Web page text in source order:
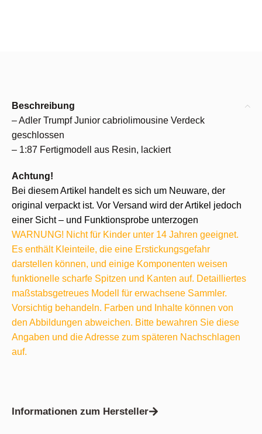
Beschreibung
– Adler Trumpf Junior cabriolimousine Verdeck
geschlossen
– 1:87 Fertigmodell aus Resin, lackiert
Achtung!
Bei diesem Artikel handelt es sich um Neuware, der
original verpackt ist. Vor Versand wird der Artikel jedoch
einer Sicht – und Funktionsprobe unterzogen
WARNUNG! Nicht für Kinder unter 14 Jahren geeignet.
Es enthält Kleinteile, die eine Erstickungsgefahr
darstellen können, und einige Komponenten weisen
funktionelle scharfe Spitzen und Kanten auf. Detailliertes
maßstabsgetreues Modell für erwachsene Sammler.
Vorsichtig behandeln. Farben und Inhalte können von
den Abbildungen abweichen. Bitte bewahren Sie diese
Angaben und die Adresse zum späteren Nachschlagen
auf.
Informationen zum Hersteller